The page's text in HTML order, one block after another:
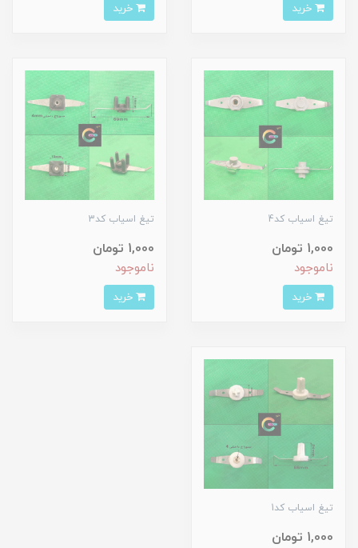
تیغ اسیاب کد4
1,000 تومان
ناموجود
تیغ اسیاب کد3
1,000 تومان
ناموجود
تیغ اسیاب کد1
1,000 تومان